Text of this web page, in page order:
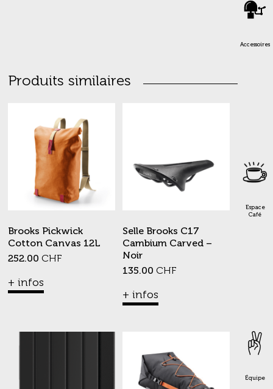
Accessoires
Espace
Café
Équipe
Produits similaires
Brooks Pickwick
Cotton Canvas 12L
252.00 CHF
+ infos
Selle Brooks C17
Cambium Carved –
Noir
135.00CHF
+ infos